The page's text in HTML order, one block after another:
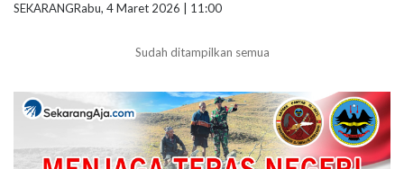
SEKARANGRabu, 4 Maret 2026 | 11:00
Sudah ditampilkan semua